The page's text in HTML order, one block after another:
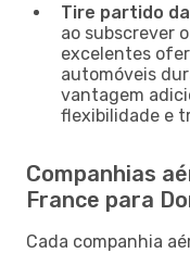
Tire partido
ao subscrever
excelentes
automóveis
vantagem
flexibilidade e
Companhias
France para
Cada companhia